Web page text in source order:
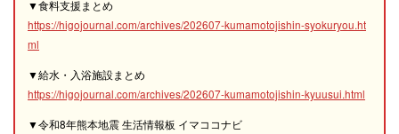
▼食料支援まとめ
https://higojournal.com/archives/202607-kumamotojishin-syokuryou.ht
ml
▼給水・入浴施設まとめ
https://higojournal.com/archives/202607-kumamotojishin-kyuusui.html
▼令和8年熊本地震 生活情報板 イマココナビ